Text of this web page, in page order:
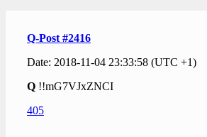
Q-Post #2416
Date: 2018-11-04 23:33:58 (UTC +1)
Q !!mG7VJxZNCI
405